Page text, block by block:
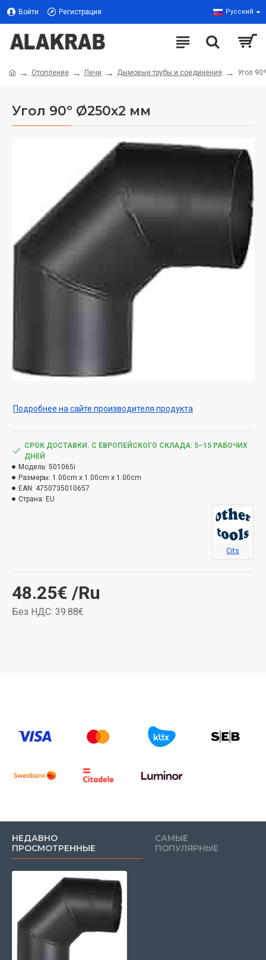
Войти Регистрация Русский
Отопление Печи Дымовые трубы и соединения Угол
Угол 90º Ø250x2 мм
Подробнее на сайте производителя продукта
48.25€ /Ru
Без НДС: 39.88€
СРОК ДОСТАВКИ. С ЕВРОПЕЙСКОГО СКЛАДА: 5–15 РАБОЧИХ
ДНЕЙ
Модель: 501065i
Размеры: 1.00cm x 1.00cm x 1.00cm
EAN: 4750735010657
Страна: EU
Cits
НЕДАВНО
ПРОСМОТРЕННЫЕ
САМЫЕ
ПОПУЛЯРНЫЕ